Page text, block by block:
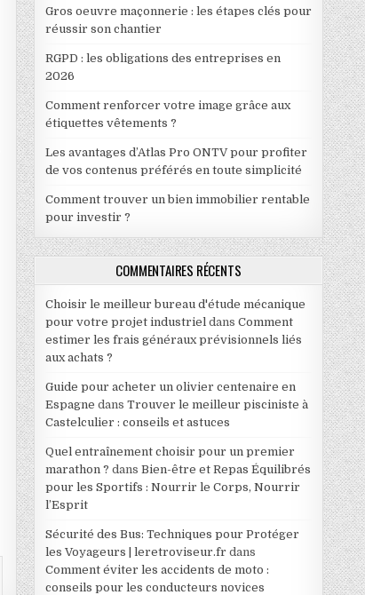
Gros oeuvre maçonnerie : les étapes clés pour
réussir son chantier
RGPD : les obligations des entreprises en
2026
Comment renforcer votre image grâce aux
étiquettes vêtements ?
Les avantages d’Atlas Pro ONTV pour profiter
de vos contenus préférés en toute simplicité
Comment trouver un bien immobilier rentable
pour investir ?
COMMENTAIRES RÉCENTS
Choisir le meilleur bureau d'étude mécanique
pour votre projet industriel dans Comment
estimer les frais généraux prévisionnels liés
aux achats ?
Guide pour acheter un olivier centenaire en
Espagne dans Trouver le meilleur pisciniste à
Castelculier : conseils et astuces
Quel entraînement choisir pour un premier
marathon ? dans Bien-être et Repas Équilibrés
pour les Sportifs : Nourrir le Corps, Nourrir
l’Esprit
Sécurité des Bus: Techniques pour Protéger
les Voyageurs | leretroviseur.fr dans
Comment éviter les accidents de moto :
conseils pour les conducteurs novices